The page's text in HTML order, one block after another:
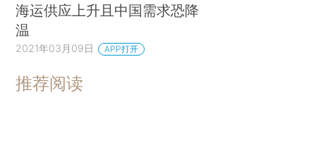
海运供应上升且中国需求恐降
温
2021年03月09日 APP打开
推荐阅读